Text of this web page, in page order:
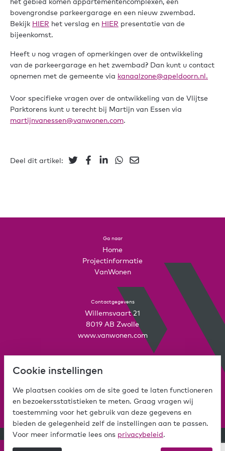
bovengrondse parkeergarage en een nieuw zwembad.
Bekijk HIER het verslag en HIER presentatie van de
bijeenkomst.
Heeft u nog vragen of opmerkingen over de ontwikkeling
van de parkeergarage en het zwembad? Dan kunt u contact
opnemen met de gemeente via kanaalzone@apeldoorn.nl.
Voor specifieke vragen over de ontwikkeling van de Vlijtse
Parktorens kunt u terecht bij Martijn van Essen via
martijnvanessen@vanwonen.com.
Deel dit artikel:
Ga naar
Home
Projectinformatie
VanWonen
Contactgegevens
Willemsvaart 21
8019 AB Zwolle
www.vanwonen.com
Interesse
Inloggen
Cookie instellingen
We plaatsen cookies om de site goed te laten functioneren
en bezoekersstatistieken te meten. Graag vragen wij
toestemming voor het gebruik van deze gegevens en
bieden de gelegenheid zelf de instellingen aan te passen.
Voor meer informatie lees ons privacybeleid.